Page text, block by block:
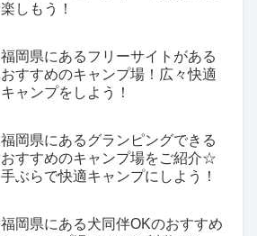
楽しもう！
福岡県にあるフリーサイトがある
おすすめのキャンプ場！広々快適
キャンプをしよう！
福岡県にあるグランピングできる
おすすめのキャンプ場をご紹介☆
手ぶらで快適キャンプにしよう！
福岡県にある犬同伴OKのおすすめ